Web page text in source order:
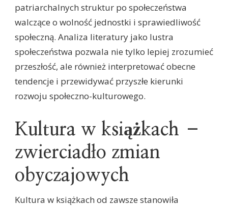
patriarchalnych struktur po społeczeństwa
walczące o wolność jednostki i sprawiedliwość
społeczną. Analiza literatury jako lustra
społeczeństwa pozwala nie tylko lepiej zrozumieć
przeszłość, ale również interpretować obecne
tendencje i przewidywać przyszłe kierunki
rozwoju społeczno-kulturowego.
Kultura w książkach –
zwierciadło zmian
obyczajowych
Kultura w książkach od zawsze stanowiła